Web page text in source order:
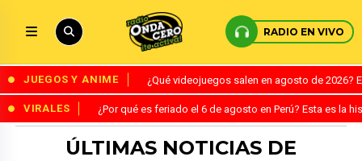
RADIO EN VIVO
JUEGOS Y ANIME ¿Qué videojuegos salen en agosto de
VIRALES ¿Por qué es feriado el 6 de agosto en Perú? Esta es la
ÚLTIMAS NOTICIAS DE